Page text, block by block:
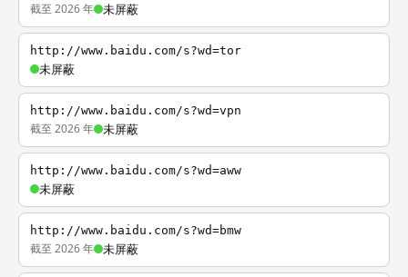
截至 2026 年 未屏蔽
http://www.baidu.com/s?wd=tor
未屏蔽
http://www.baidu.com/s?wd=vpn
截至 2026 年 未屏蔽
http://www.baidu.com/s?wd=aww
未屏蔽
http://www.baidu.com/s?wd=bmw
截至 2026 年 未屏蔽